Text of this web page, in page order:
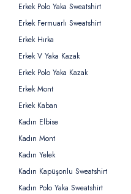
Erkek Polo Yaka Sweatshirt
Erkek Fermuarlı Sweatshirt
Erkek Hırka
Erkek V Yaka Kazak
Erkek Polo Yaka Kazak
Erkek Mont
Erkek Kaban
Kadın Elbise
Kadın Mont
Kadın Yelek
Kadın Kapüşonlu Sweatshirt
Kadın Polo Yaka Sweatshirt